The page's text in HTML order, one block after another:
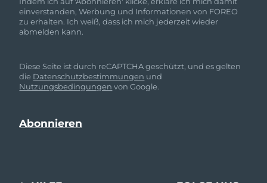
einverstanden, Werbung und Informationen von FOREO
zu erhalten. Ich weiß, dass ich mich jederzeit wieder
abmelden kann.
Diese Seite ist durch reCAPTCHA geschützt, und es gelten
die Datenschutzbestimmungen und
Nutzungsbedingungen von Google.